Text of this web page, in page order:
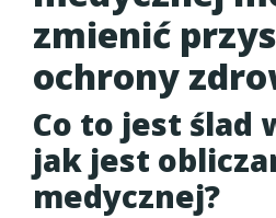
zmienić
ochrony
Co to jest ślad
jak jest
medycznej?